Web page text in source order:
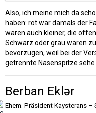
Also, ich meine mich da
haben: rot war damals der
waren auch kleiner, die
Schwarz oder grau waren
bevorzugen, weil bei der
getrennte Nasenspitze sehe
Berban Eklər
Ehem. Präsident Kaysterans